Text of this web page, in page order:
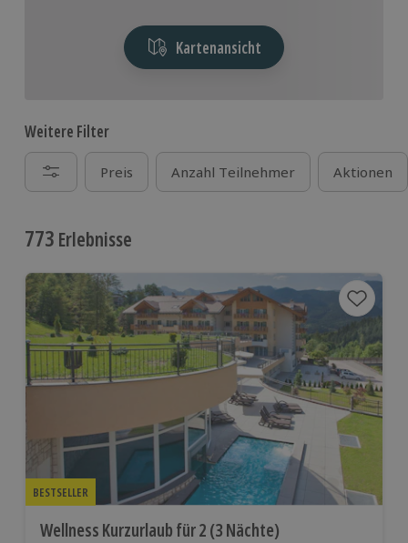
Kartenansicht
Weitere Filter
Preis Anzahl Teilnehmer Aktionen
773 Erlebnisse
BESTSELLER
Wellness Kurzurlaub für 2 (3 Nächte)